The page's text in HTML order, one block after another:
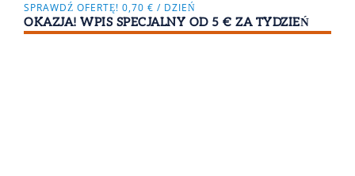
SPRAWDŹ OFERTĘ! 0,70 € / DZIEŃ
OKAZJA! WPIS SPECJALNY OD 5 € ZA TYDZIEŃ